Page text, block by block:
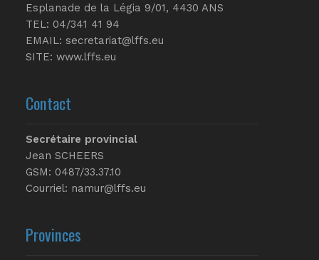
Esplanade de la Légia 9/01, 4430 ANS
TEL: 04/341 41 94
EMAIL: secretariat@lffs.eu
SITE: www.lffs.eu
Contact
Secrétaire provincial
Jean SCHEERS
GSM: 0487/33.37.10
Courriel: namur@lffs.eu
Provinces